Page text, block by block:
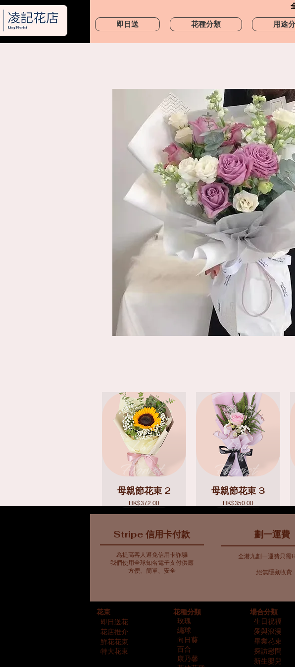
記花店 即日送 花種分類 用途
母親節花束 2
價格
HK$372.00
母親節花束 3
價格
HK$350.00
母親節花瓶 8
藍色主調花束10 藍色主調花束9
藍色主調花束5
Stripe 信用卡付款
為提高客人避免信用卡詐騙
我們使用全球知名電子支付供應
方便、簡單、安全
全港九劃一運費只需
絕無隱藏收費​
​劃一運費
花束
即日送花
花店推介
鮮花花束
特大花束
花種分類
玫瑰
繡球
向日葵
百合
康乃馨
​場合分類
生日祝福
愛與浪漫
畢業花束
探訪慰問
新生嬰兒